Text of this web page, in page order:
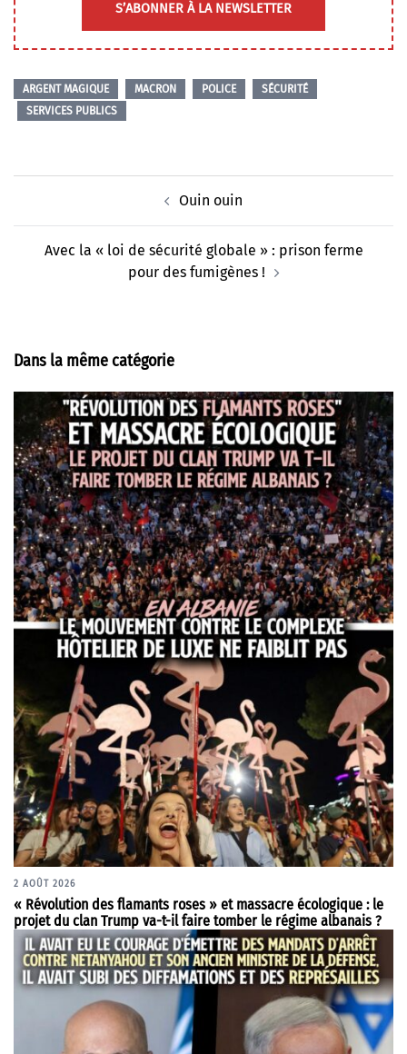
S’ABONNER À LA NEWSLETTER
ARGENT MAGIQUE MACRON POLICE
SÉCURITÉ
SERVICES PUBLICS
Ouin ouin
Avec la « loi de sécurité globale » : prison ferme
pour des fumigènes !
Dans la même catégorie
2 AOÛT 2026
« Révolution des flamants roses » et massacre écologique : le
projet du clan Trump va-t-il faire tomber le régime albanais ?